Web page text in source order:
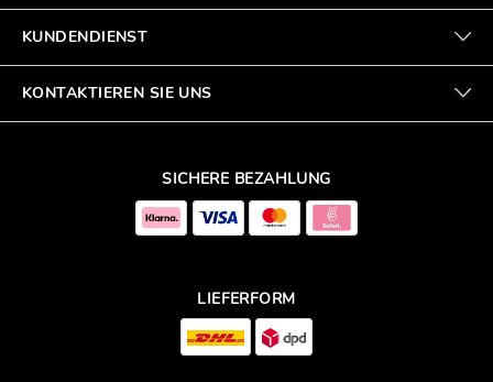
KUNDENDIENST
KONTAKTIEREN SIE UNS
SICHERE BEZAHLUNG
LIEFERFORM